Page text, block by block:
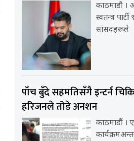
काठमाडौ ।
स्वतन्त्र
सांसदहरूले
पाँच बुँदे सहमतिसँगै इन्टर्न
हरिजनले तोडे अनशन
काठमाडौं ।